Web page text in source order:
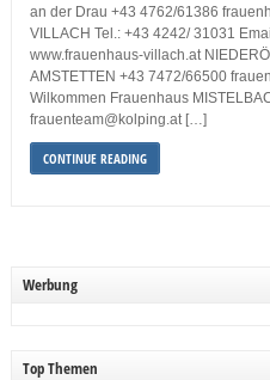
an der Drau +43 4762/61386
VILLACH Tel.: +43 4242/ 31031
www.frauenhaus-villach.at
AMSTETTEN +43 7472/66500
Wilkommen Frauenhaus
frauenteam@kolping.at […]
CONTINUE READING
Werbung
Top Themen